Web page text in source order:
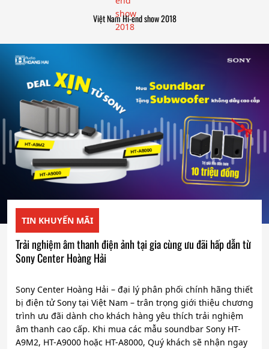
Việt Nam Hi-end show 2018
TIN KHUYẾN MÃI
Trải nghiệm âm thanh điện ảnh tại gia cùng ưu đãi hấp dẫn từ
Sony Center Hoàng Hải
Sony Center Hoàng Hải – đại lý phân phối chính hãng thiết
bị điện tử Sony tại Việt Nam – trân trọng giới thiệu chương
trình ưu đãi dành cho khách hàng yêu thích trải nghiệm
âm thanh cao cấp. Khi mua các mẫu soundbar Sony HT-
A9M2, HT-A9000 hoặc HT-A8000, Quý khách sẽ nhận ngay